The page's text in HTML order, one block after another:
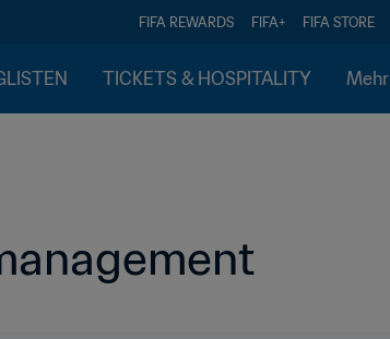
FIFA REWARDS FIFA+ FIFA STORE
TICKETS & HOSPITALITY Mehr